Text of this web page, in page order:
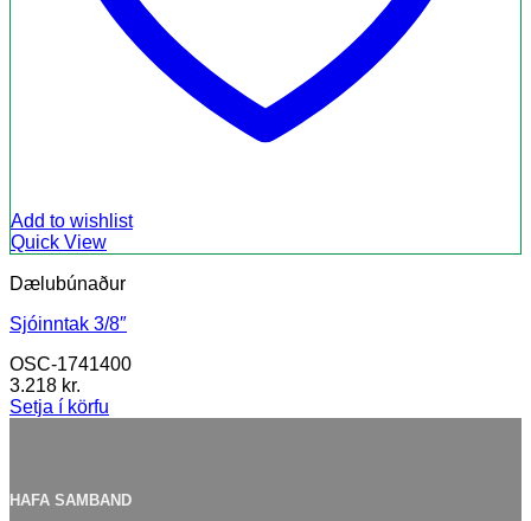
Add to wishlist
Quick View
Dælubúnaður
Sjóinntak 3/8″
OSC-1741400
3.218 kr.
Setja í körfu
HAFA SAMBAND